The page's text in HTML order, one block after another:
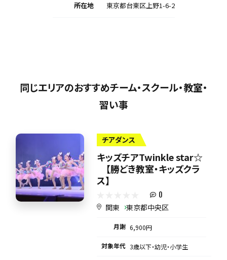
所在地 東京都台東区上野1-6-2
同じエリアのおすすめチーム・スクール・教室・
習い事
チアダンス
キッズチアTwinkle star☆
【勝どき教室・キッズクラ
ス】
0
関東 東京都中央区
月謝 6,900円
対象年代 3歳以下・幼児・小学生